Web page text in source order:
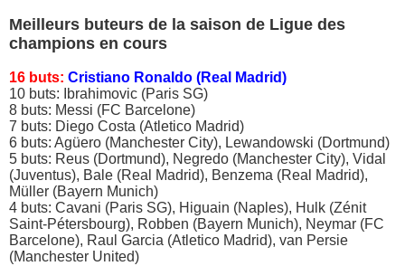
Meilleurs buteurs de la saison de Ligue des
champions en cours
16 buts: Cristiano Ronaldo (Real Madrid)
10 buts: Ibrahimovic (Paris SG)
8 buts: Messi (FC Barcelone)
7 buts: Diego Costa (Atletico Madrid)
6 buts: Agüero (Manchester City), Lewandowski (Dortmund)
5 buts: Reus (Dortmund), Negredo (Manchester City), Vidal
(Juventus), Bale (Real Madrid), Benzema (Real Madrid),
Müller (Bayern Munich)
4 buts: Cavani (Paris SG), Higuain (Naples), Hulk (Zénit
Saint-Pétersbourg), Robben (Bayern Munich), Neymar (FC
Barcelone), Raul Garcia (Atletico Madrid), van Persie
(Manchester United)